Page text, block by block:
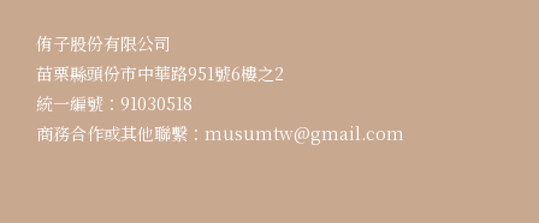
侑子股份有限公司
苗栗縣頭份市中華路951號6樓之2
統一編號：91030518
商務合作或其他聯繫：musumtw@gmail.com